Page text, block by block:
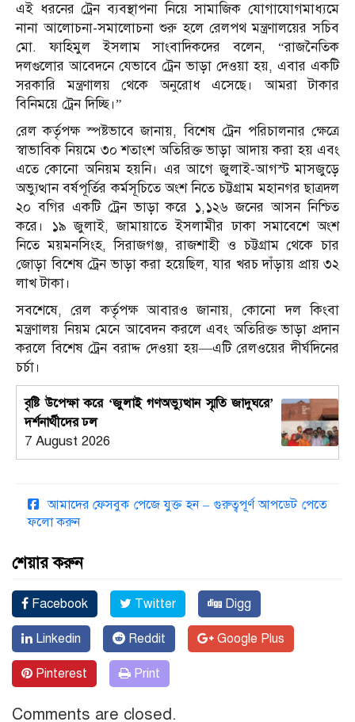
এই ধরনের ট্রেন ব্যবস্থাপনা নিয়ে সামাজিক যোগাযোগমাধ্যমে
নানা আলোচনা-সমালোচনা শুরু হলে রেলপথ মন্ত্রণালয়ের সচিব
মো. ফাহিমুল ইসলাম সাংবাদিকদের বলেন, “রাজনৈতিক
দলগুলোর আবেদনে যেভাবে ট্রেন ভাড়া দেওয়া হয়, এবার একটি
সরকারি মন্ত্রণালয় থেকে অনুরোধ এসেছে। আমরা টাকার
বিনিময়ে ট্রেন দিচ্ছি।”
রেল কর্তৃপক্ষ স্পষ্টভাবে জানায়, বিশেষ ট্রেন পরিচালনার ক্ষেত্রে
স্বাভাবিক নিয়মে ৩০ শতাংশ অতিরিক্ত ভাড়া আদায় করা হয় এবং
এতে কোনো অনিয়ম হয়নি। এর আগে জুলাই-আগস্ট মাসজুড়ে
অভ্যুত্থান বর্ষপূর্তির কর্মসূচিতে অংশ নিতে চট্টগ্রাম মহানগর ছাত্রদল
২০ বগির একটি ট্রেন ভাড়া করে ১,১২৬ জনের আসন নিশ্চিত
করে। ১৯ জুলাই, জামায়াতে ইসলামীর ঢাকা সমাবেশে অংশ
নিতে ময়মনসিংহ, সিরাজগঞ্জ, রাজশাহী ও চট্টগ্রাম থেকে চার
জোড়া বিশেষ ট্রেন ভাড়া করা হয়েছিল, যার খরচ দাঁড়ায় প্রায় ৩২
লাখ টাকা।
সবশেষে, রেল কর্তৃপক্ষ আবারও জানায়, কোনো দল কিংবা
মন্ত্রণালয় নিয়ম মেনে আবেদন করলে এবং অতিরিক্ত ভাড়া প্রদান
করলে বিশেষ ট্রেন বরাদ্দ দেওয়া হয়—এটি রেলওয়ের দীর্ঘদিনের
চর্চা।
বৃষ্টি উপেক্ষা করে ‘জুলাই গণঅভ্যুত্থান স্মৃতি জাদুঘরে’
দর্শনার্থীদের ঢল
7 August 2026
আমাদের ফেসবুক পেজে যুক্ত হন – গুরুত্বপূর্ণ আপডেট পেতে
ফলো করুন
শেয়ার করুন
Facebook Twitter Digg
Linkedin Reddit Google Plus
Pinterest Print
Comments are closed.